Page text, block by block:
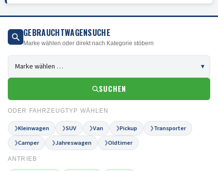
GEBRAUCHTWAGENSUCHE
Marke wählen oder direkt nach Kategorie stöbern
SUCHEN
ODER FAHRZEUGTYP WÄHLEN
❯Kleinwagen ❯SUV ❯Van ❯Pickup ❯Transporter
❯Camper ❯Jahreswagen ❯Oldtimer
ANTRIEB